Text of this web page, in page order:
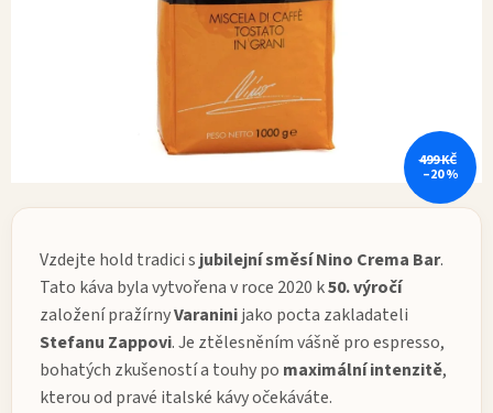
Vzdejte hold tradici s jubilejnísměsíNino Crema Bar.
Tato káva byla vytvořena v roce 2020 k50. výročí
založení pražírnyVaraninijako pocta zakladateli
Stefanu Zappovi. Je ztělesněním vášně pro espresso,
bohatých zkušeností a touhy po maximální intenzitě,
kterou od pravé italské kávy očekáváte.
499 KČ
–20 %